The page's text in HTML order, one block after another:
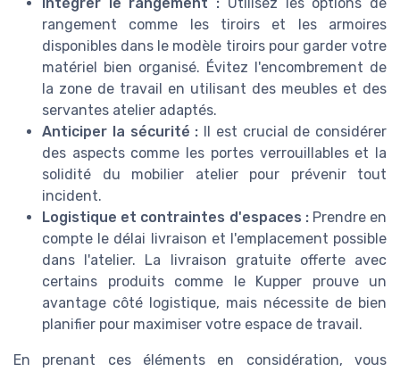
rangement comme les tiroirs et les armoires
disponibles dans le modèle tiroirs pour garder votre
matériel bien organisé. Évitez l'encombrement de
la zone de travail en utilisant des meubles et des
servantes atelier adaptés.
Anticiper la sécurité : Il est crucial de considérer
des aspects comme les portes verrouillables et la
solidité du mobilier atelier pour prévenir tout
incident.
Logistique et contraintes d'espaces :Prendre en
compte le délai livraison et l'emplacement possible
dans l'atelier. La livraison gratuite offerte avec
certains produits comme le Kupper prouve un
avantage côté logistique, mais nécessite de bien
planifier pour maximiser votre espace de travail.
En prenant ces éléments en considération, vous